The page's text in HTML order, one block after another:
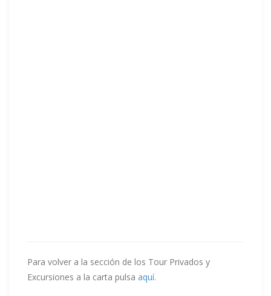
Para volver a la sección de los Tour Privados y
Excursiones a la carta pulsa aquí.